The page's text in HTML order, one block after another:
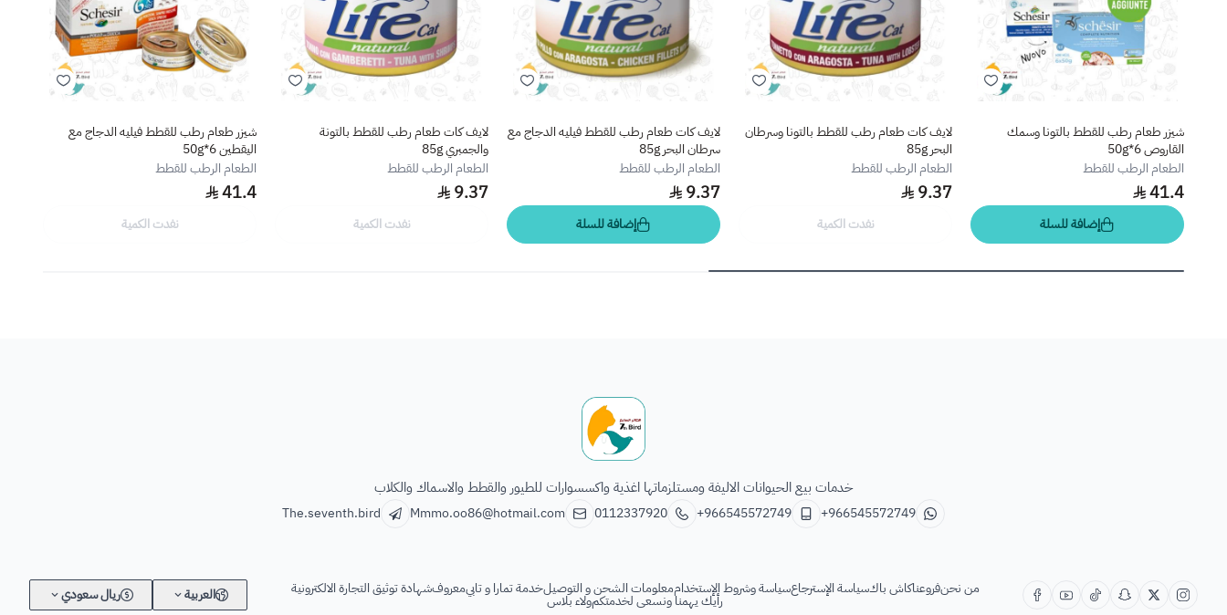
شيزر طعام رطب للقطط بالتونا وسمك
القاروص 6*50g
الطعام الرطب للقطط
41.4
إضافة للسلة
لايف كات طعام رطب للقطط بالتونا وسرطان
البحر 85g
الطعام الرطب للقطط
9.37
نفدت الكمية
لايف كات طعام رطب للقطط فيليه الدجاج مع
سرطان البحر 85g
الطعام الرطب للقطط
9.37
إضافة للسلة
لايف كات طعام رطب للقطط بالتونة
والجمبري 85g
الطعام الرطب للقطط
9.37
نفدت الكمية
شيزر طعام رطب للقطط فيليه الدجاج مع
اليقطين 6*50g
الطعام الرطب للقطط
41.4
نفدت الكمية
خدمات بيع الحيوانات الاليفة ومستلزماتها اغذية واكسسوارات للطيور والقطط والاسماك والكلاب
+966545572749
+966545572749
0112337920
Mmmo.oo86@hotmail.com
The.seventh.bird
من نحنفروعناكاش باكسياسة الإسترجاعسياسة وشروط الإستخداممعلومات الشحن و التوصيلخدمة تمارا و تابيمعروفشهادة توثيق التجارة الالكترونية
رأيك يهمنا ونسعى لخدمتكمولاء بلاس العربية ريال سعودي